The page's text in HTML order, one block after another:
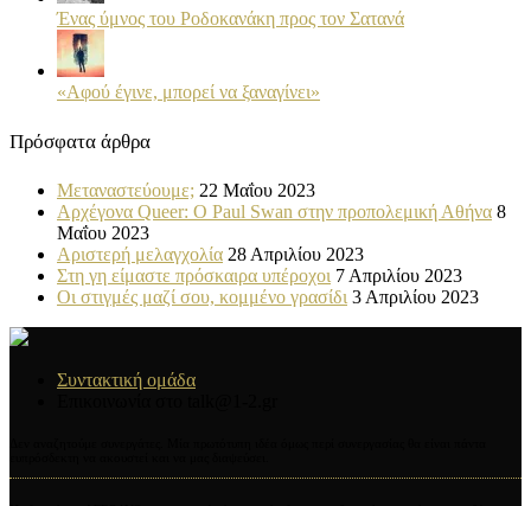
Ένας ύμνος του Ροδοκανάκη προς τον Σατανά
«Αφού έγινε, μπορεί να ξαναγίνει»
Πρόσφατα άρθρα
Μεταναστεύουμε; 22 Μαΐου 2023
Αρχέγονα Queer: O Paul Swan στην προπολεμική Αθήνα 8
Μαΐου 2023
Αριστερή μελαγχολία 28 Απριλίου 2023
Στη γη είμαστε πρόσκαιρα υπέροχοι 7 Απριλίου 2023
Οι στιγμές μαζί σου, κομμένο γρασίδι 3 Απριλίου 2023
Συντακτική ομάδα